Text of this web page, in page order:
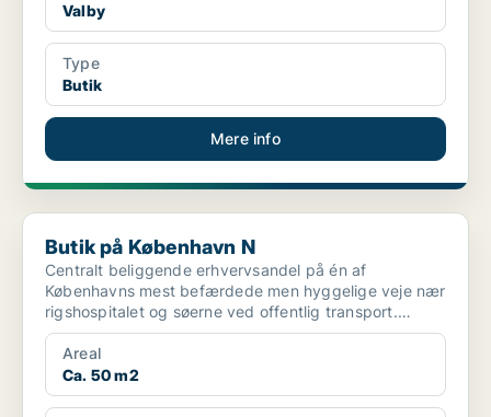
Valby
Type
Butik
Mere info
Butik på København N
Butik på København N
Centralt beliggende erhvervsandel på én af
Københavns mest befærdede men hyggelige veje nær
rigshospitalet og søerne ved offentlig transport.
Lokalerne er be...
Areal
Ca. 50 m2